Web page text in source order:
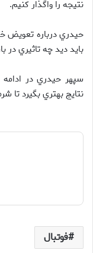
نتيجه را واگذار كنيم.
حيدري درباره تعويض
بايد ديد چه تاثيري
سپهر حيدري در
نتايج بهتري بگيرد تا
فوتبال